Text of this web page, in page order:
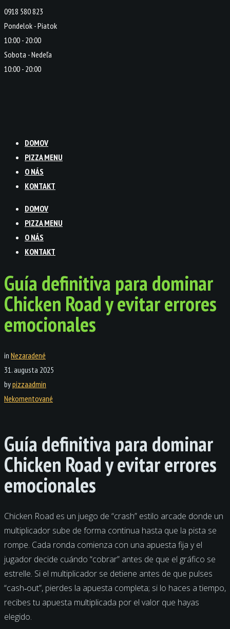
0918 580 823
Pondelok - Piatok
10:00 - 20:00
Sobota - Nedeľa
10:00 - 20:00
DOMOV
PIZZA MENU
O NÁS
KONTAKT
DOMOV
PIZZA MENU
O NÁS
KONTAKT
Guía definitiva para dominar
Chicken Road y evitar errores
emocionales
in Nezaradené
31. augusta 2025
bypizzaadmin
Nekomentované
Guía definitiva para dominar
Chicken Road y evitar errores
emocionales
Chicken Road es un juego de “crash” estilo arcade donde un
multiplicador sube de forma continua hasta que la pista se
rompe. Cada ronda comienza con una apuesta fija y el
jugador decide cuándo “cobrar” antes de que el gráfico se
estrelle. Si el multiplicador se detiene antes de que pulses
“cash‑out”, pierdes la apuesta completa; si lo haces a tiempo,
recibes tu apuesta multiplicada por el valor que hayas
elegido.